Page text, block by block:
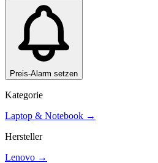
Preis-Alarm setzen
Kategorie
Laptop & Notebook →
Hersteller
Lenovo →